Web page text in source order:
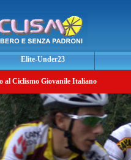
Elite-Under23
al Ciclismo Giovanile Italiano